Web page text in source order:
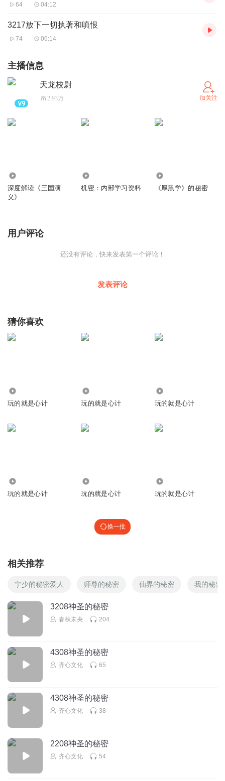
64 04:12
3217放下一切执著和嗔恨
74 06:14
主播信息
天龙校尉
2.93万 加关注
深度解读《三国演
义》
机密：内部学习资料 《厚黑学》的秘密
用户评论
还没有评论，快来发表第一个评论！
发表评论
猜你喜欢
玩的就是心计 玩的就是心计 玩的就是心计
玩的就是心计 玩的就是心计 玩的就是心计
换一批
相关推荐
宁少的秘密爱人 师尊的秘密 仙界的秘密 我的秘密
3208神圣的秘密
春秋未央 204
4308神圣的秘密
齐心文化 65
4308神圣的秘密
齐心文化 38
2208神圣的秘密
齐心文化 54